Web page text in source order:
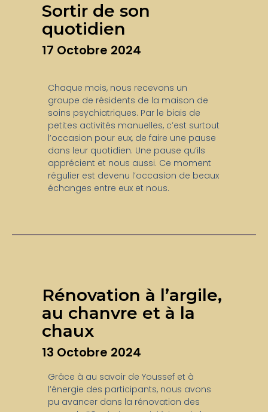
Sortir de son
quotidien
17 Octobre 2024
Chaque mois, nous recevons un
groupe de résidents de la maison de
soins psychiatriques. Par le biais de
petites activités manuelles, c’est surtout
l’occasion pour eux, de faire une pause
dans leur quotidien. Une pause qu’ils
apprécient et nous aussi. Ce moment
régulier est devenu l’occasion de beaux
échanges entre eux et nous.
Rénovation à l’argile,
au chanvre et à la
chaux
13 Octobre 2024
Grâce à au savoir de Youssef et à
l’énergie des participants, nous avons
pu avancer dans la rénovation des